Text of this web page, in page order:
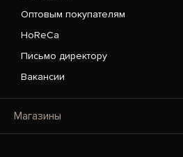
Оптовым покупателям
HoReCa
Письмо директору
Вакансии
Магазины